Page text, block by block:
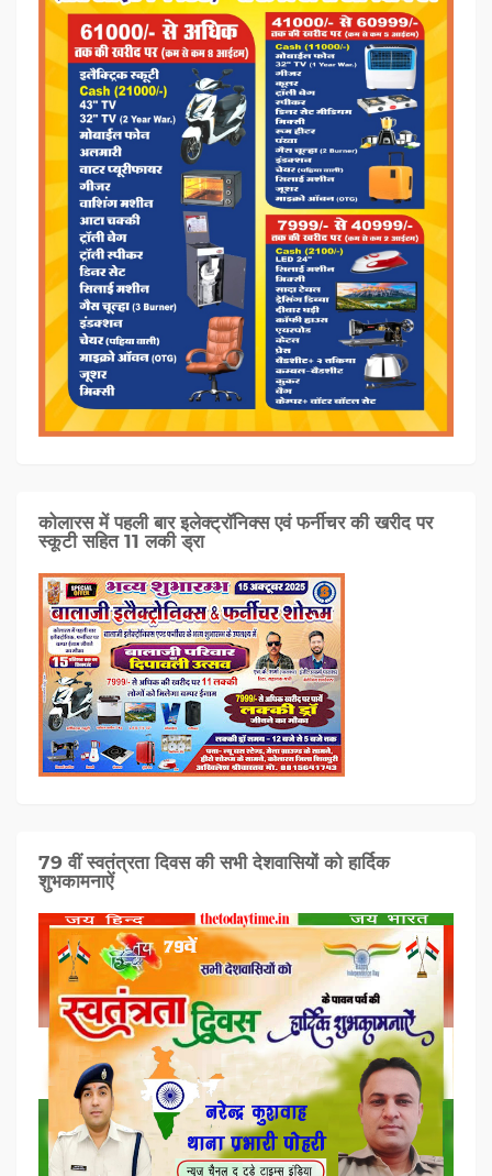
कोलारस में पहली बार इलेक्ट्रॉनिक्स एवं फर्नीचर की खरीद पर
स्कूटी सहित 11 लकी ड्रा
79 वीं स्वतंत्रता दिवस की सभी देशवासियों को हार्दिक
शुभकामनाऐं